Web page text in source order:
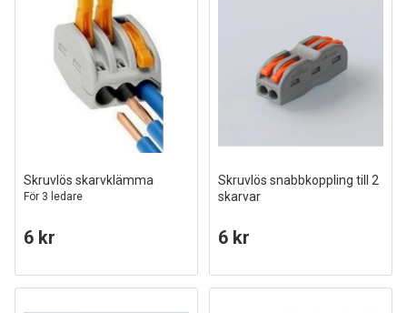
Skruvlös skarvklämma
För 3 ledare
6 kr
Skruvlös snabbkoppling till 2
skarvar
6 kr